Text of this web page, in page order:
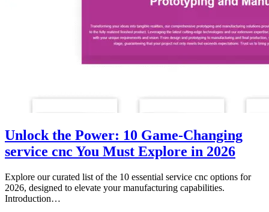
Unlock the Power: 10 Game-Changing
service cnc You Must Explore in 2026
Explore our curated list of the 10 essential service cnc options for
2026, designed to elevate your manufacturing capabilities.
Introduction…